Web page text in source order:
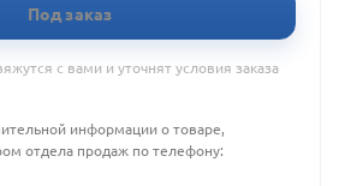
Под заказ
с вами и уточнят условия заказа
информации о товаре,
отдела продаж по телефону: